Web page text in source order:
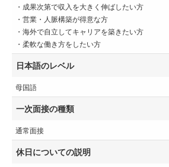
・成果次第で収入を大きく伸ばしたい方
・営業・人脈構築が得意な方
・海外で自立してキャリアを築きたい方
・柔軟な働き方をしたい方
日本語のレベル
母国語
一次面接の種類
通常面接
休日についての説明